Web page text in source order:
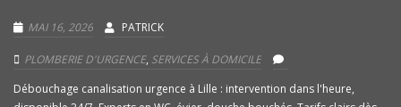
MAI 16, 2026 PATRICK
PLOMBERIE D'URGENCE, SERVICES À DOMICILE
Débouchage canalisation urgence à Lille : intervention dans l'heure,